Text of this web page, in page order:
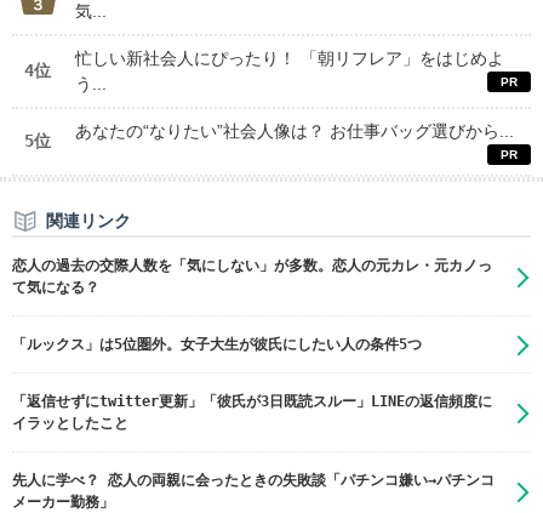
気...
4位
忙しい新社会人にぴったり！ 「朝リフレア」をはじめよ
う...
5位 あなたの“なりたい”社会人像は？ お仕事バッグ選びから...
関連リンク
恋人の過去の交際人数を「気にしない」が多数。恋人の元カレ・元カノっ
て気になる？
「ルックス」は5位圏外。女子大生が彼氏にしたい人の条件5つ
「返信せずにtwitter更新」「彼氏が3日既読スルー」LINEの返信頻度に
イラッとしたこと
先人に学べ？ 恋人の両親に会ったときの失敗談「パチンコ嫌い→パチンコ
メーカー勤務」